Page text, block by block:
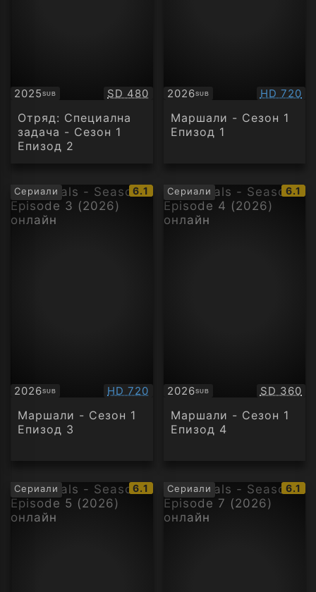
2025SUB
Субтитри Качество:
SD 480
Отряд: Специална
задача - Сезон 1
Епизод 2
2026SUB
Субтитри HD 720
Маршали - Сезон 1
Епизод 1
Сериали
IMDb
рейтинг:
6.1
2026SUB
Субтитри Качество:
HD 720
Маршали - Сезон 1
Епизод 3
Сериали
IMDb
6.1
2026SUB
Субтитри SD 360
Маршали - Сезон 1
Епизод 4
Сериали
IMDb
рейтинг:
6.1 Сериали
IMDb
6.1